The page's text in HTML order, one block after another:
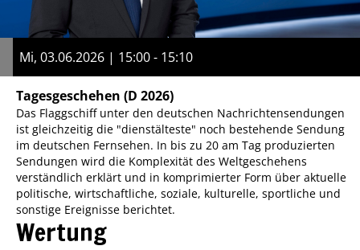
Mi, 03.06.2026 | 15:00 - 15:10
Tagesgeschehen (D 2026)
Das Flaggschiff unter den deutschen Nachrichtensendungen
ist gleichzeitig die "dienstälteste" noch bestehende Sendung
im deutschen Fernsehen. In bis zu 20 am Tag produzierten
Sendungen wird die Komplexität des Weltgeschehens
verständlich erklärt und in komprimierter Form über aktuelle
politische, wirtschaftliche, soziale, kulturelle, sportliche und
sonstige Ereignisse berichtet.
Wertung